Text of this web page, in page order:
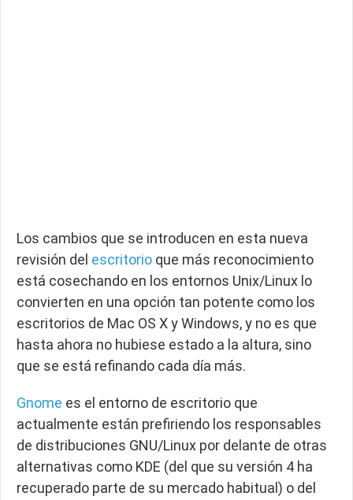
Los cambios que se introducen en esta nueva
revisión del escritorio que más reconocimiento
está cosechando en los entornos Unix/Linux lo
convierten en una opción tan potente como los
escritorios de Mac OS X y Windows, y no es que
hasta ahora no hubiese estado a la altura, sino
que se está refinando cada día más.
Gnome es el entorno de escritorio que
actualmente están prefiriendo los responsables
de distribuciones GNU/Linux por delante de otras
alternativas como KDE (del que su versión 4 ha
recuperado parte de su mercado habitual) o del